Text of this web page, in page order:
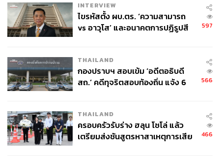
INTERVIEW
ไขรหัสตั้ง ผบ.ตร. ‘ความสามารถ
vs อาวุโส’ และอนาคตการปฏิรูปสี
597
THAILAND
กองปราบฯ สอบเข้ม ‘อดีตอธิบดี
สถ.’ คดีทุจริตสอบท้องถิ่น แจ้ง 6
566
THAILAND
ครอบครัวรับร่าง ฮลุน โซโล่ แล้ว
เตรียมส่งชันสูตรหาสาเหตุการเสีย
466